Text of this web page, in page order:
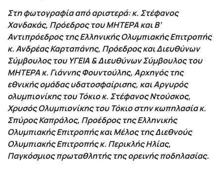
Στη φωτογραφία από αριστερά:κ. Στέφανος
Χανδακάς, Πρόεδρος του ΜΗΤΕΡΑ και Β’
Αντιπρόεδρος της Ελληνικής Ολυμπιακής Επιτροπής
κ. Ανδρέας Καρταπάνης, Πρόεδρος και Διευθύνων
Σύμβουλος του ΥΓΕΙΑ & Διευθύνων Σύμβουλος του
ΜΗΤΕΡΑκ. Γιάννης Φουντούλης, Αρχηγός της
εθνικής ομάδας υδατοσφαίρισης, και Αργυρός
ολυμπιονίκης του Τόκιοκ. Στέφανος Ντούσκος,
Χρυσός Ολυμπιονίκης του Τόκιο στην κωπηλασίακ.
Σπύρος Καπράλος, Προέδρος της Ελληνικής
Ολυμπιακής Επιτροπής και Μέλος της Διεθνούς
Ολυμπιακής Επιτροπήςκ. Περικλής Ηλίας,
Παγκόσμιος πρωταθλητής της ορεινής ποδηλασίας.